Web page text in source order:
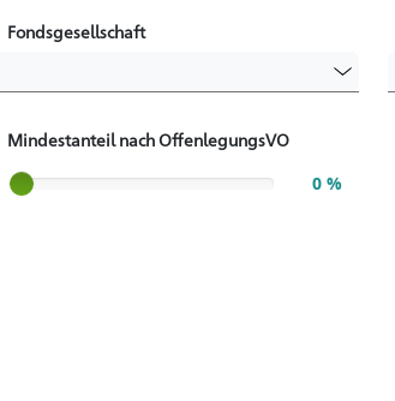
Fondsgesellschaft
Mindestanteil nach OffenlegungsVO
Slider label
0 %